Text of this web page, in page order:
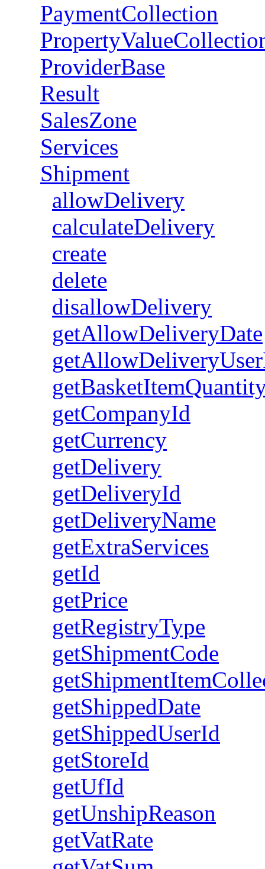
PaymentCollection
ProviderBase
Result
SalesZone
Services
Shipment
allowDelivery
calculateDelivery
create
delete
disallowDelivery
getAllowDeliveryDate
getCompanyId
getCurrency
getDelivery
getDeliveryId
getDeliveryName
getExtraServices
getId
getPrice
getRegistryType
getShipmentCode
getShippedDate
getShippedUserId
getStoreId
getUfId
getUnshipReason
getVatRate